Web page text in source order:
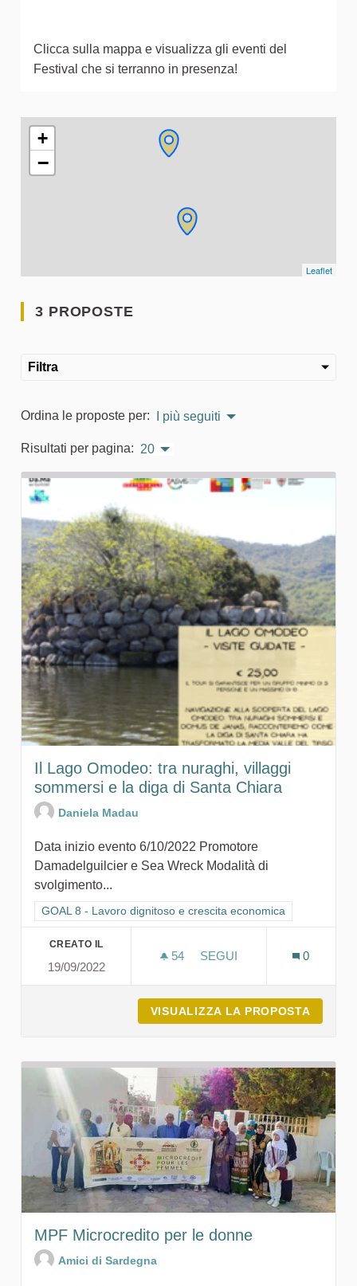
Clicca sulla mappa e visualizza gli eventi del
Festival che si terranno in presenza!
L'elemento seguente è una mappa che presenta gli
+
−
Leaflet
3 PROPOSTE
Filtra
Ordina le proposte per: I più seguiti
Risultati per pagina: 20
Il Lago Omodeo: tra nuraghi, villaggi
sommersi e la diga di Santa Chiara
Daniela Madau
Data inizio evento 6/10/2022 Promotore
Damadelguilcier e Sea Wreck Modalità di
svolgimento...
Filtra i risultati per categoria: GOAL 8 - Lavoro dignitoso e
GOAL 8 - Lavoro dignitoso e crescita economica
CREATO IL
19/09/2022
54 54 SOSTENITORI
SEGUI
0
VISUALIZZA LA PROPOSTA
MPF Microcredito per le donne
Amici di Sardegna